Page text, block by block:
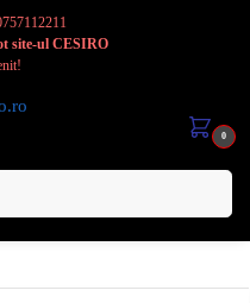
site-ul CESIRO
0